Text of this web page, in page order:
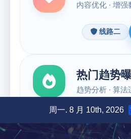
内
周一. 8 月 10th, 2026